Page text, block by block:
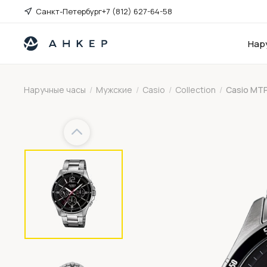
Санкт-Петербург+7 (812) 627-64-58
Наручные часы / Мужские / Casio / Collection / Casio
Previous